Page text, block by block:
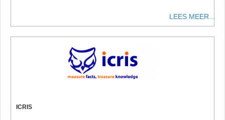
LEES MEER...
ICRIS